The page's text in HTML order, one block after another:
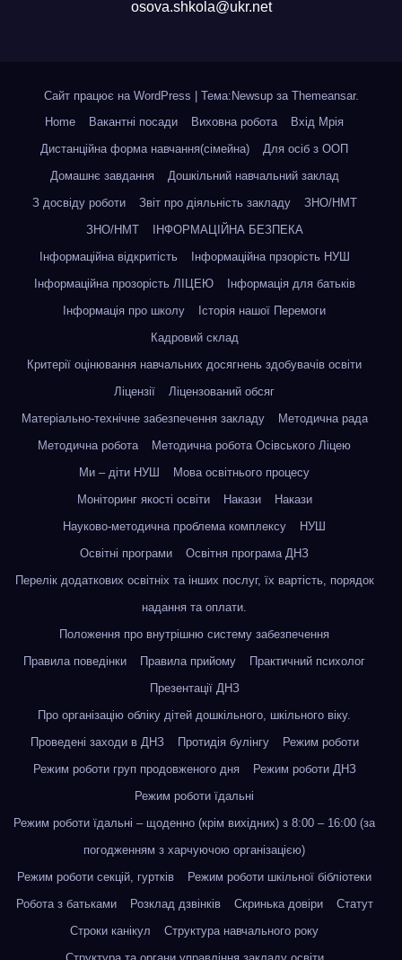
osova.shkola@ukr.net
Сайт працює на WordPress Тема:Newsup за Themeansar.
Home
Вакантні посади Виховна робота
Вхід Мрія
Дистанційна форма навчання(сімейна)
Для осіб з ООП
Домашнє завдання
Дошкільний навчальний заклад
З досвіду роботи
Звіт про діяльність закладу
ЗНО/НМТ
ЗНО/НМТ
ІНФОРМАЦІЙНА БЕЗПЕКА
Інформаційна відкритість
Інформаційна прзорість НУШ
Інформаційна прозорість ЛІЦЕЮ
Інформація для батьків
Інформація про школу
Історія нашої Перемоги
Кадровий склад
Критерії оцінювання навчальних досягнень здобувачів освіти
Ліцензії
Ліцензований обсяг
Матеріально-технічне забезпечення закладу
Методична рада
Методична робота
Методична робота Осівського Ліцею
Ми – діти НУШ
Мова освітнього процесу
Моніторинг якості освіти
Накази
Накази
Науково-методична проблема комплексу
НУШ
Освітні програми
Освітня програма ДНЗ
Перелік додаткових освітніх та інших послуг, їх вартість, порядок
надання та оплати.
Положення про внутрішню систему забезпечення
Правила поведінки
Правила прийому
Практичний психолог
Презентації ДНЗ
Про організацію обліку дітей дошкільного, шкільного віку.
Проведені заходи в ДНЗ
Протидія булінгу
Режим роботи
Режим роботи груп продовженого дня
Режим роботи ДНЗ
Режим роботи їдальні
Режим роботи їдальні – щоденно (крім вихідних) з 8:00 – 16:00 (за
погодженням з харчуючою організацією)
Режим роботи секцій, гуртків
Режим роботи шкільної бібліотеки
Робота з батьками
Розклад дзвінків Скринька довіри
Статут
Строки канікул
Структура навчального року